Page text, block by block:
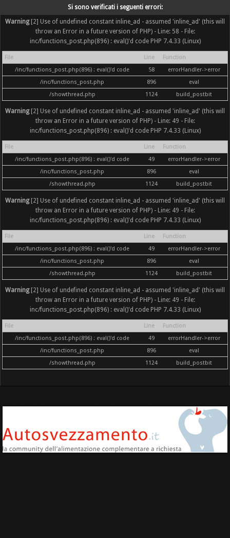
Si sono verificati i seguenti errori:
Warning[2] Use of undefined constant inline_ad - assumed 'inline_ad' (this will
throw an Error in a future version of PHP) - Line: 58 - File:
inc/functions_post.php(896) : eval()'d code PHP 7.4.33 (Linux)
File Line
Function
/inc/functions_post.php(896) : eval()'d code
58
errorHandler->error
/inc/functions_post.php
896
eval
/showthread.php
1124 build_postbit
Warning[2] Use of undefined constant inline_ad - assumed 'inline_ad' (this will
throw an Error in a future version of PHP) - Line: 49 - File:
inc/functions_post.php(896) : eval()'d code PHP 7.4.33 (Linux)
File Line
Function
/inc/functions_post.php(896) : eval()'d code
49
errorHandler->error
/inc/functions_post.php
896
eval
/showthread.php
1124 build_postbit
Warning[2] Use of undefined constant inline_ad - assumed 'inline_ad' (this will
throw an Error in a future version of PHP) - Line: 49 - File:
inc/functions_post.php(896) : eval()'d code PHP 7.4.33 (Linux)
File Line
Function
/inc/functions_post.php(896) : eval()'d code
49
errorHandler->error
/inc/functions_post.php
896
eval
/showthread.php
1124 build_postbit
Warning[2] Use of undefined constant inline_ad - assumed 'inline_ad' (this will
throw an Error in a future version of PHP) - Line: 49 - File:
inc/functions_post.php(896) : eval()'d code PHP 7.4.33 (Linux)
File Line
Function
/inc/functions_post.php(896) : eval()'d code
49
errorHandler->error
/inc/functions_post.php
896
eval
/showthread.php
1124 build_postbit